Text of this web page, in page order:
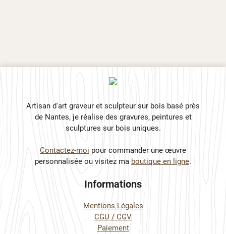
Artisan d'art graveur et sculpteur sur bois basé près
de Nantes, je réalise des gravures, peintures et
sculptures sur bois uniques.
Contactez-moi pour commander une œuvre
personnalisée ou visitez ma boutique en ligne.
Informations
Mentions Légales
CGU / CGV
Paiement